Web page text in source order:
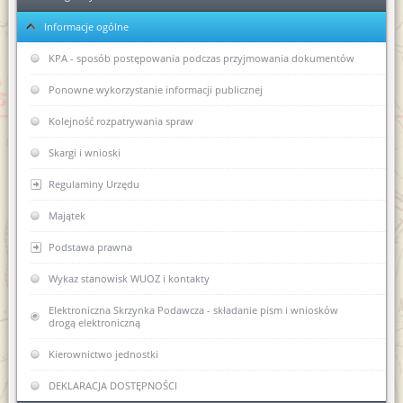
Ełk
Elbląg
Informacje ogólne
KPA - sposób postępowania podczas przyjmowania dokumentów
Ponowne wykorzystanie informacji publicznej
Kolejność rozpatrywania spraw
Skargi i wnioski
Regulaminy Urzędu
Regulamin Organizacyjny WUOZ w Olsztynie
Statut prawny
Majątek
Podstawa prawna
USTAWA o ochronie zabytków i opiece nad zabytkami (Dz.U.
2003 nr 162, poz. 1568)
USTAWA z dnia 16 kwietnia 2004 r o ochronie przyrody (Dz. U.
Nr 92, poz. 880)
USTAWA z dnia 27 marca 2003 r. o planowaniu i
zagospodarowaniu przestrzennym (Dz. U. z dnia 10 maja 2003
r.)
Wykaz stanowisk WUOZ i kontakty
Elektroniczna Skrzynka Podawcza - składanie pism i wniosków
drogą elektroniczną
Kierownictwo jednostki
DEKLARACJA DOSTĘPNOŚCI